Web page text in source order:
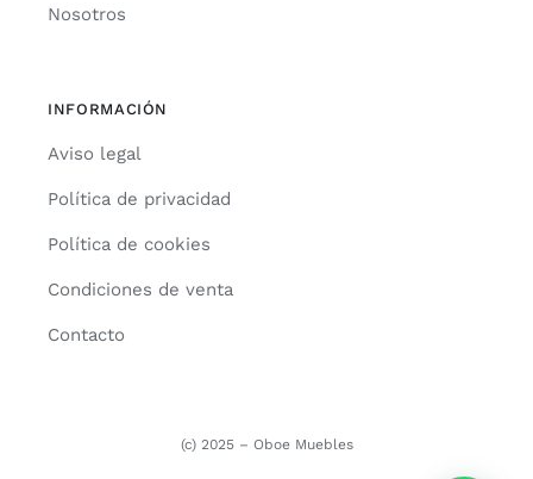
Nosotros
INFORMACIÓN
Aviso legal
Política de privacidad
Política de cookies
Condiciones de venta
Contacto
(c) 2025 – Oboe Muebles